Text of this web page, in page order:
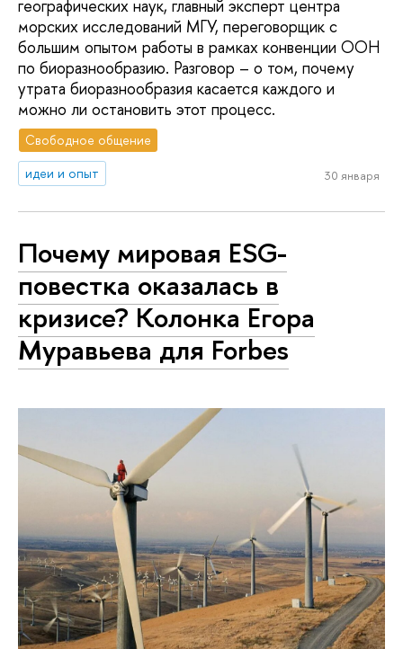
географических наук, главный эксперт центра
морских исследований МГУ, переговорщик с
большим опытом работы в рамках конвенции ООН
по биоразнообразию. Разговор – о том, почему
утрата биоразнообразия касается каждого и
можно ли остановить этот процесс.
Свободное общение
идеи и опыт
30 января
Почему мировая ESG-
повестка оказалась в
кризисе? Колонка Егора
Муравьева для Forbes